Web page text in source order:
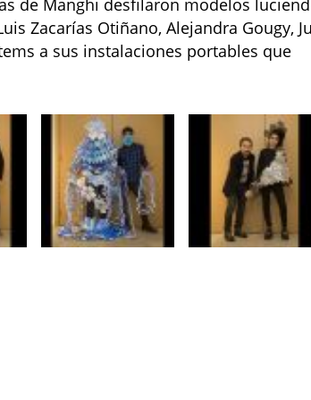
de Manghi desfilaron modelos
Zacarías Otiñano, Alejandra Gougy,
a sus instalaciones portables que